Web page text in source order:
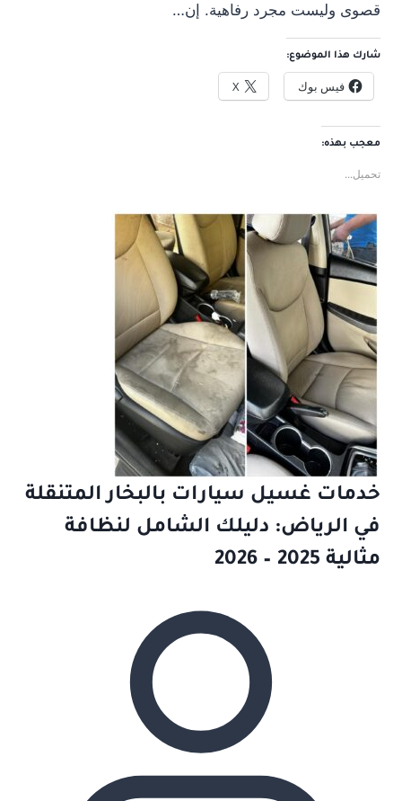
قصوى وليست مجرد رفاهية. إن…
شارك هذا الموضوع:
فيس بوك X
معجب بهذه:
تحميل...
خدمات غسيل سيارات بالبخار المتنقلة
في الرياض: دليلك الشامل لنظافة
مثالية 2025 – 2026